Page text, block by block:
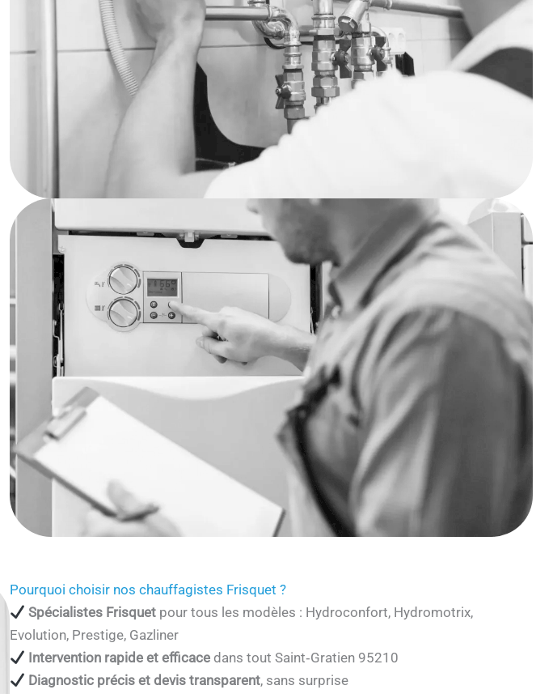
Pourquoi choisir nos chauffagistes Frisquet ?
Spécialistes Frisquet pour tous les modèles : Hydroconfort, Hydromotrix,
Evolution, Prestige, Gazliner
Intervention rapide et efficace dans tout Saint‑Gratien 95210
Diagnostic précis et devis transparent, sans surprise